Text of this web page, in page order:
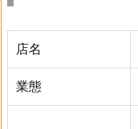
店名
業態